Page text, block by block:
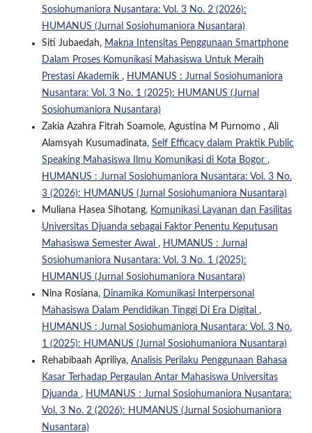
Sosiohumaniora Nusantara: Vol. 3 No. 2 (2026):
HUMANUS (Jurnal Sosiohumaniora Nusantara)
Siti Jubaedah, Makna Intensitas Penggunaan Smartphone
Dalam Proses Komunikasi Mahasiswa Untuk Meraih
Prestasi Akademik , HUMANUS : Jurnal Sosiohumaniora
Nusantara: Vol. 3 No. 1 (2025): HUMANUS (Jurnal
Sosiohumaniora Nusantara)
Zakia Azahra Fitrah Soamole, Agustina M Purnomo , Ali
Alamsyah Kusumadinata, Self Efficacy dalam Praktik Public
Speaking Mahasiswa Ilmu Komunikasi di Kota Bogor ,
HUMANUS : Jurnal Sosiohumaniora Nusantara: Vol. 3 No.
3 (2026): HUMANUS (Jurnal Sosiohumaniora Nusantara)
Muliana Hasea Sihotang, Komunikasi Layanan dan Fasilitas
Universitas Djuanda sebagai Faktor Penentu Keputusan
Mahasiswa Semester Awal , HUMANUS : Jurnal
Sosiohumaniora Nusantara: Vol. 3 No. 1 (2025):
HUMANUS (Jurnal Sosiohumaniora Nusantara)
Nina Rosiana, Dinamika Komunikasi Interpersonal
Mahasiswa Dalam Pendidikan Tinggi Di Era Digital ,
HUMANUS : Jurnal Sosiohumaniora Nusantara: Vol. 3 No.
1 (2025): HUMANUS (Jurnal Sosiohumaniora Nusantara)
Rehabibaah Apriliya, Analisis Perilaku Penggunaan Bahasa
Kasar Terhadap Pergaulan Antar Mahasiswa Universitas
Djuanda , HUMANUS : Jurnal Sosiohumaniora Nusantara:
Vol. 3 No. 2 (2026): HUMANUS (Jurnal Sosiohumaniora
Nusantara)